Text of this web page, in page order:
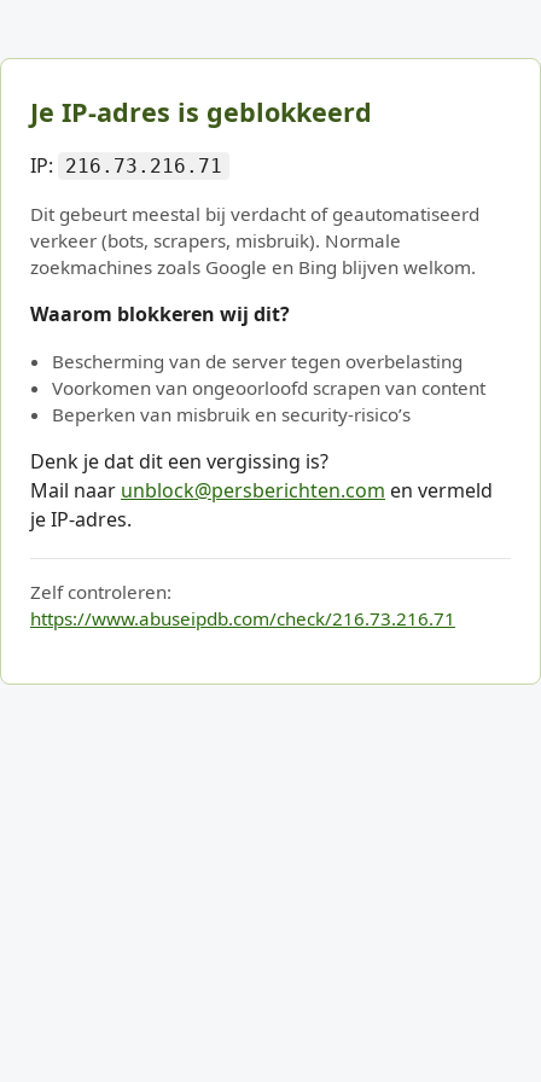
Je IP-adres is geblokkeerd
IP: 216.73.216.71
Dit gebeurt meestal bij verdacht of geautomatiseerd
verkeer (bots, scrapers, misbruik). Normale
zoekmachines zoals Google en Bing blijven welkom.
Waarom blokkeren wij dit?
Bescherming van de server tegen overbelasting
Voorkomen van ongeoorloofd scrapen van content
Beperken van misbruik en security-risico’s
Denk je dat dit een vergissing is?
Mail naar unblock@persberichten.com en vermeld
je IP-adres.
Zelf controleren:
https://www.abuseipdb.com/check/216.73.216.71